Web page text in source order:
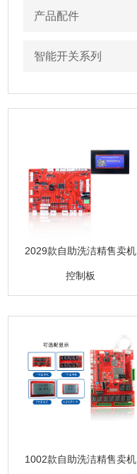
产品配件
智能开关系列
2029款自助洗洁精售卖机
控制板
1002款自助洗洁精售卖机